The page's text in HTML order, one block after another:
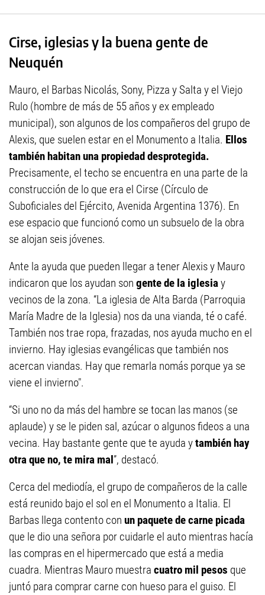
Cirse, iglesias y la buena gente de
Neuquén
Mauro, el Barbas Nicolás, Sony, Pizza y Salta y el Viejo
Rulo (hombre de más de 55 años y ex empleado
municipal), son algunos de los compañeros del grupo de
Alexis, que suelen estar en el Monumento a Italia. Ellos
también habitan una propiedad desprotegida.
Precisamente, el techo se encuentra en una parte de la
construcción de lo que era el Cirse (Círculo de
Suboficiales del Ejército, Avenida Argentina 1376). En
ese espacio que funcionó como un subsuelo de la obra
se alojan seis jóvenes.
Ante la ayuda que pueden llegar a tener Alexis y Mauro
indicaron que los ayudan son gente de la iglesiay
vecinos de la zona. “La iglesia de Alta Barda (Parroquia
María Madre de la Iglesia) nos da una vianda, té o café.
También nos trae ropa, frazadas, nos ayuda mucho en el
invierno. Hay iglesias evangélicas que también nos
acercan viandas. Hay que remarla nomás porque ya se
viene el invierno".
“Si uno no da más del hambre se tocan las manos (se
aplaude) y se le piden sal, azúcar o algunos fideos a una
vecina. Hay bastante gente que te ayuda ytambién hay
otra que no, te mira mal”, destacó.
Cerca del mediodía, el grupo de compañeros de la calle
está reunido bajo el sol en el Monumento a Italia. El
Barbas llega contento con un paquete de carne picada
que le dio una señora por cuidarle el auto mientras hacía
las compras en el hipermercado que está a media
cuadra. Mientras Mauro muestra cuatro mil pesos que
juntó para comprar carne con hueso para el guiso. El